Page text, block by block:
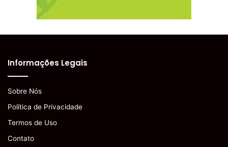
Informações Legais
Sobre Nós
Política de Privacidade
Termos de Uso
Contato